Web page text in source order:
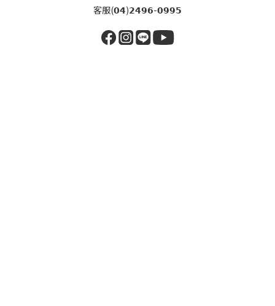
客服(𝟬𝟰)𝟮𝟰𝟵𝟲-𝟬𝟵𝟵𝟱